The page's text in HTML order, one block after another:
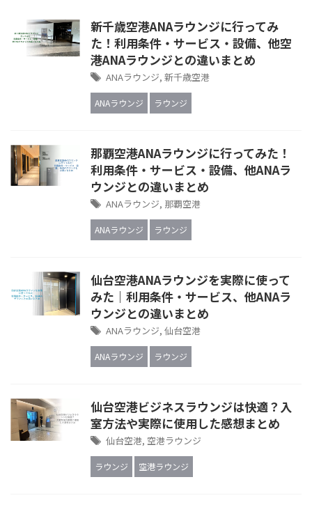
新千歳空港ANAラウンジに行ってみ
た！利用条件・サービス・設備、他空
港ANAラウンジとの違いまとめ
ANAラウンジ, 新千歳空港
ANAラウンジ ラウンジ
那覇空港ANAラウンジに行ってみた！
利用条件・サービス・設備、他ANAラ
ウンジとの違いまとめ
ANAラウンジ, 那覇空港
ANAラウンジ ラウンジ
仙台空港ANAラウンジを実際に使って
みた｜利用条件・サービス、他ANAラ
ウンジとの違いまとめ
ANAラウンジ, 仙台空港
ANAラウンジ ラウンジ
仙台空港ビジネスラウンジは快適？入
室方法や実際に使用した感想まとめ
仙台空港, 空港ラウンジ
ラウンジ 空港ラウンジ